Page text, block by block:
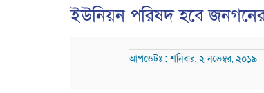
ইউনিয়ন পরিষদ হবে
আপডেটঃ : শনিবার, ২ নভেম্বর, ২০১৯